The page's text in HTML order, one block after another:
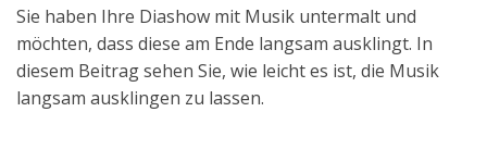
Sie haben Ihre Diashow mit Musik untermalt und
möchten, dass diese am Ende langsam ausklingt. In
diesem Beitrag sehen Sie, wie leicht es ist, die Musik
langsam ausklingen zu lassen.